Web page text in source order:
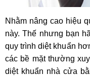
Nhằm nâng cao hiệu
này. Thế nhưng bạn
quy trình diệt khuẩn
các bề mặt thường
diệt khuẩn nhà cửa